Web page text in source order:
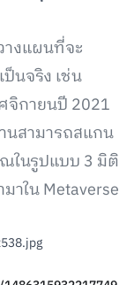
งแผนที่จะ
นจริง เช่น
จิกายนปี 2021
สามารถสแกน
ในรูปแบบ 3 มิติ
าใน Metaverse